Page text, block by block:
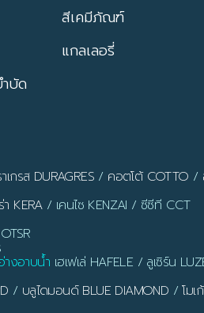
บัด
สีเคมีภัณฑ์
แกลเลอรี่
เกรส DURAGRES / คอตโต้ COTTO /
า KERA/ เคนไซ KENZAI / ซีซีที CCT
งอาบน้ำ เฮเฟเล่ HAFELE / ลูเซิร์น
/ บลูไดมอนด์ BLUE DIAMOND /โมเ